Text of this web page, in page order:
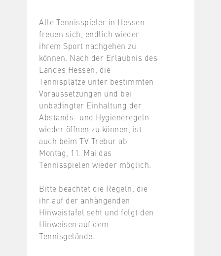
Alle Tennisspieler in Hessen
freuen sich, endlich wieder
ihrem Sport nachgehen zu
können. Nach der Erlaubnis des
Landes Hessen, die
Tennisplätze unter bestimmten
Voraussetzungen und bei
unbedingter Einhaltung der
Abstands- und Hygieneregeln
wieder öffnen zu können, ist
auch beim TV Trebur ab
Montag, 11. Mai das
Tennisspielen wieder möglich.
Bitte beachtet die Regeln, die
ihr auf der anhängenden
Hinweistafel seht und folgt den
Hinweisen auf dem
Tennisgelände.